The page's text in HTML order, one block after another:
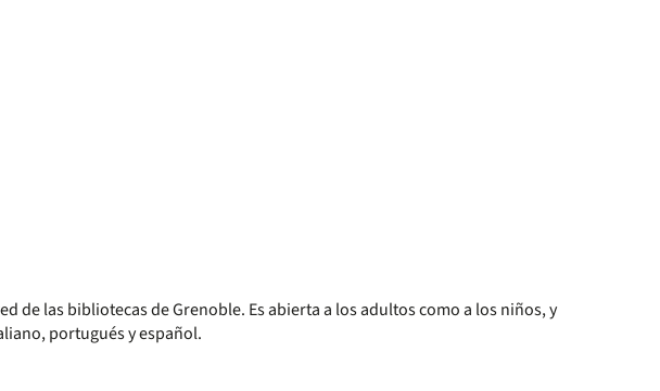
de las bibliotecas de Grenoble. Es abierta a los adultos como a los niños, y
portugués y español.